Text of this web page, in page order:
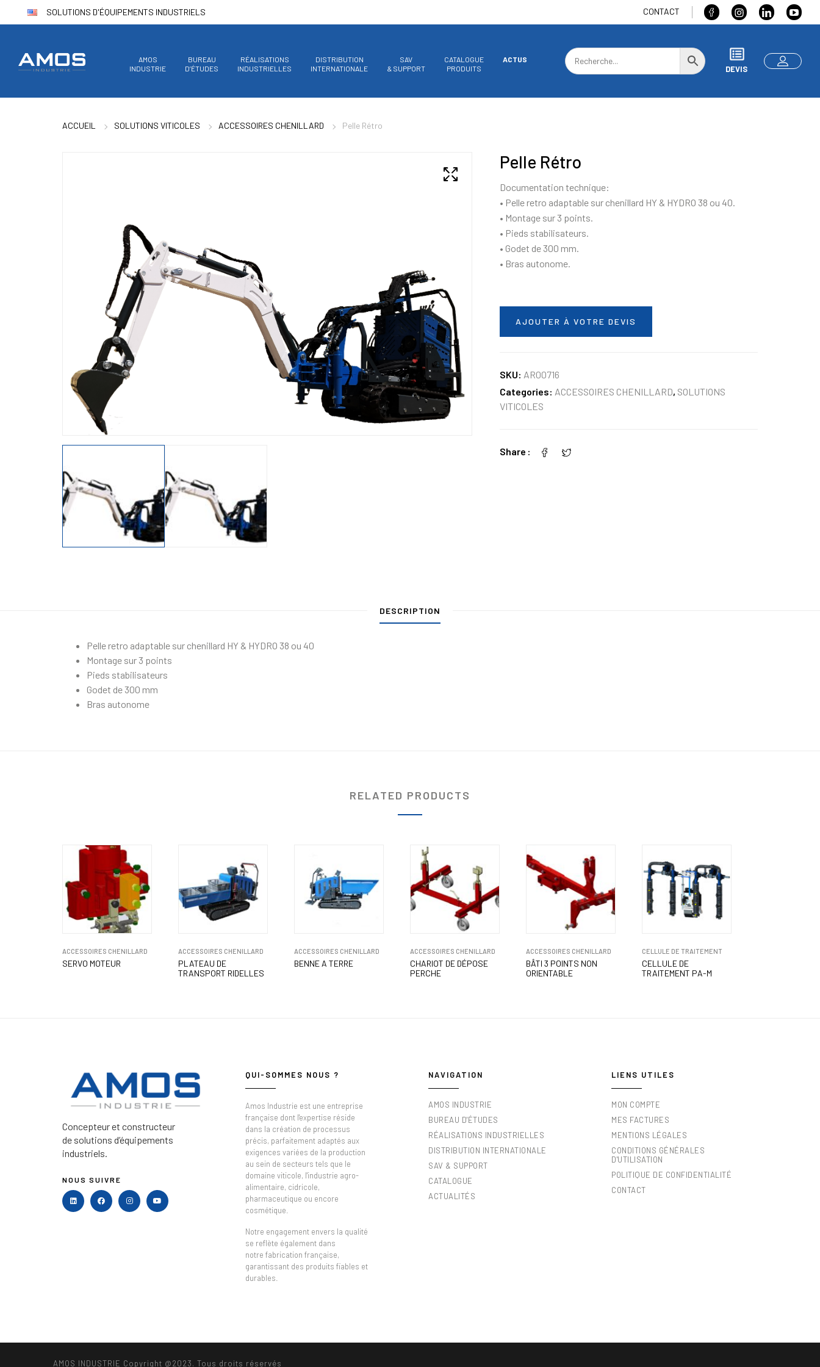
SOLUTIONS D'ÉQUIPEMENTS INDUSTRIELS CONTACT
AMOS
INDUSTRIE
BUREAU
D’ÉTUDES
RÉALISATIONS
INDUSTRIELLES
DISTRIBUTION
INTERNATIONALE
SAV
& SUPPORT
CATALOGUE
PRODUITS
ACTUS
DEVIS
ACCUEIL SOLUTIONS VITICOLES ACCESSOIRES CHENILLARD Pelle Rétro
Pelle Rétro
Documentation technique:
• Pelle retro adaptable sur chenillard HY & HYDRO 38 ou 40.
• Montage sur 3 points.
• Pieds stabilisateurs.
• Godet de 300 mm.
• Bras autonome.
AJOUTER À VOTRE DEVIS
SKU: AR00716
Categories: ACCESSOIRES CHENILLARD, SOLUTIONS
VITICOLES
Share
DESCRIPTION
Pelle retro adaptable sur chenillard HY & HYDRO 38 ou 40
Montage sur 3 points
Pieds stabilisateurs
Godet de 300 mm
Bras autonome
RELATED PRODUCTS
ACCESSOIRES CHENILLARD
SERVO MOTEUR
ACCESSOIRES CHENILLARD
PLATEAU DE
TRANSPORT RIDELLES
ACCESSOIRES CHENILLARD
BENNE A TERRE
ACCESSOIRES CHENILLARD
CHARIOT DE DÉPOSE
PERCHE
ACCESSOIRES CHENILLARD
BÂTI 3 POINTS NON
ORIENTABLE
CELLULE DE TRAITEMENT
CELLULE DE
TRAITEMENT PA-M
Concepteur et constructeur
de solutions d’équipements
industriels.
NOUS SUIVRE
QUI-SOMMES NOUS ?
Amos Industrie est une entreprise
française dont l'expertise réside
dans la création de processus
précis, parfaitement adaptés aux
exigences variées de la production
au sein de secteurs tels que le
domaine viticole, l'industrie agro-
alimentaire, cidricole,
pharmaceutique ou encore
cosmétique.
Notre engagement envers la qualité
se reflète également dans
notre fabrication française,
garantissant des produits fiables et
durables.
NAVIGATION
AMOS INDUSTRIE
BUREAU D'ÉTUDES
RÉALISATIONS INDUSTRIELLES
DISTRIBUTION INTERNATIONALE
SAV & SUPPORT
CATALOGUE
ACTUALITÉS
LIENS UTILES
MON COMPTE
MES FACTURES
MENTIONS LÉGALES
CONDITIONS GÉNÉRALES
D'UTILISATION
POLITIQUE DE CONFIDENTIALITÉ
CONTACT
AMOS INDUSTRIE Copyright @2023. Tous droits réservés